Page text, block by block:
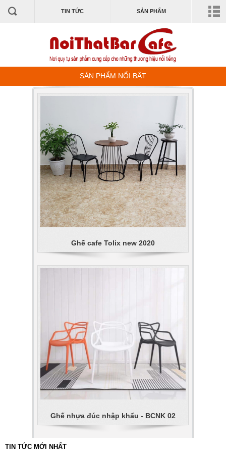
TIN TỨC SẢN PHẨM
SẢN PHẨM NỔI BẬT
Ghế cafe Tolix new 2020
Ghế nhựa đúc nhập khẩu - BCNK 02
TIN TỨC MỚI NHẤT